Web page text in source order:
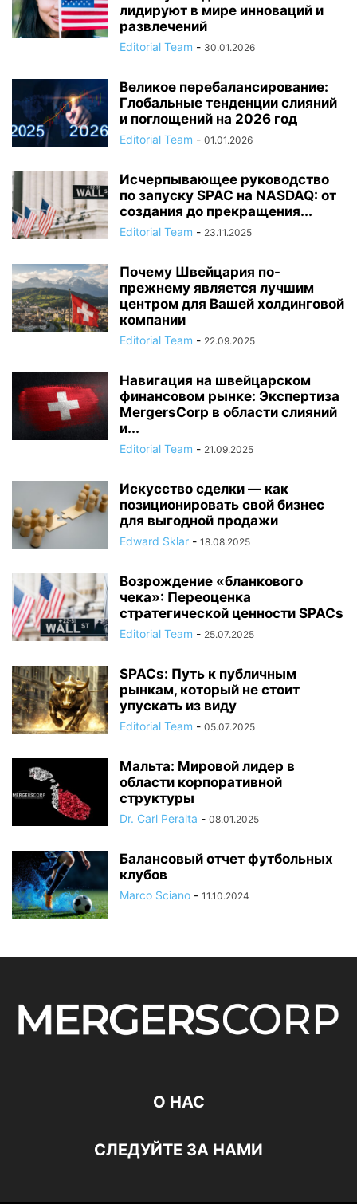
лидируют в мире инноваций и
развлечений
Editorial Team - 30.01.2026
Великое перебалансирование:
Глобальные тенденции слияний
и поглощений на 2026 год
Editorial Team - 01.01.2026
Исчерпывающее руководство
по запуску SPAC на NASDAQ: от
создания до прекращения...
Editorial Team - 23.11.2025
Почему Швейцария по-
прежнему является лучшим
центром для Вашей холдинговой
компании
Editorial Team - 22.09.2025
Навигация на швейцарском
финансовом рынке: Экспертиза
MergersCorp в области слияний
и...
Editorial Team - 21.09.2025
Искусство сделки — как
позиционировать свой бизнес
для выгодной продажи
Edward Sklar - 18.08.2025
Возрождение «бланкового
чека»: Переоценка
стратегической ценности SPACs
Editorial Team - 25.07.2025
SPACs: Путь к публичным
рынкам, который не стоит
упускать из виду
Editorial Team - 05.07.2025
Мальта: Мировой лидер в
области корпоративной
структуры
Dr. Carl Peralta - 08.01.2025
Балансовый отчет футбольных
клубов
Marco Sciano - 11.10.2024
О НАС
СЛЕДУЙТЕ ЗА НАМИ